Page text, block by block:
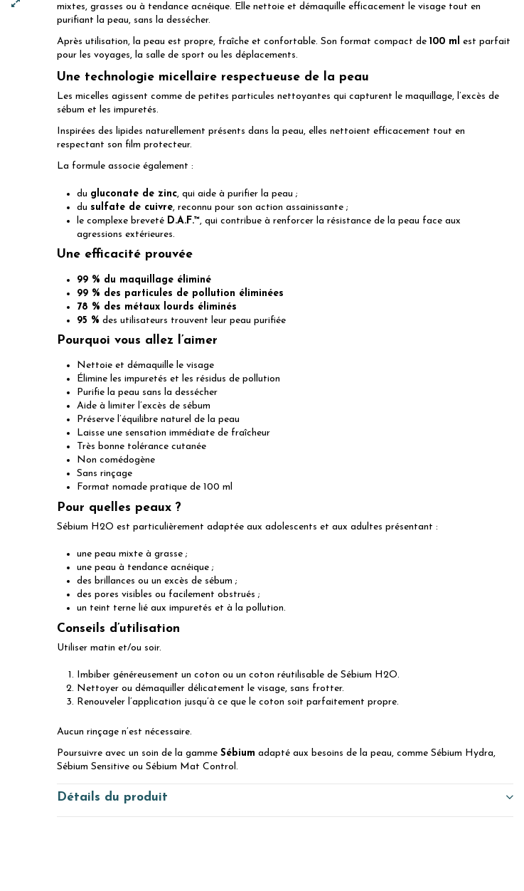
mixtes, grasses ou à tendance acnéique. Elle nettoie et démaquille efficacement le visage tout en
purifiant la peau, sans la dessécher.
Après utilisation, la peau est propre, fraîche et confortable. Son format compact de 100 ml est parfait
pour les voyages, la salle de sport ou les déplacements.
Une technologie micellaire respectueuse de la peau
Les micelles agissent comme de petites particules nettoyantes qui capturent le maquillage, l’excès de
sébum et les impuretés.
Inspirées des lipides naturellement présents dans la peau, elles nettoient efficacement tout en
respectant son film protecteur.
La formule associe également :
du gluconate de zinc, qui aide à purifier la peau ;
du sulfate de cuivre, reconnu pour son action assainissante ;
le complexe breveté D.A.F.™, qui contribue à renforcer la résistance de la peau face aux
agressions extérieures.
Une efficacité prouvée
99 % du maquillage éliminé
99 % des particules de pollution éliminées
78 % des métaux lourds éliminés
95 % des utilisateurs trouvent leur peau purifiée
Pourquoi vous allez l’aimer
Nettoie et démaquille le visage
Élimine les impuretés et les résidus de pollution
Purifie la peau sans la dessécher
Aide à limiter l’excès de sébum
Préserve l’équilibre naturel de la peau
Laisse une sensation immédiate de fraîcheur
Très bonne tolérance cutanée
Non comédogène
Sans rinçage
Format nomade pratique de 100 ml
Pour quelles peaux ?
Sébium H2O est particulièrement adaptée aux adolescents et aux adultes présentant :
une peau mixte à grasse ;
une peau à tendance acnéique ;
des brillances ou un excès de sébum ;
des pores visibles ou facilement obstrués ;
un teint terne lié aux impuretés et à la pollution.
Conseils d’utilisation
Utiliser matin et/ou soir.
Imbiber généreusement un coton ou un coton réutilisable de Sébium H2O.
Nettoyer ou démaquiller délicatement le visage, sans frotter.
Renouveler l’application jusqu’à ce que le coton soit parfaitement propre.
Aucun rinçage n’est nécessaire.
Poursuivre avec un soin de la gamme Sébium adapté aux besoins de la peau, comme Sébium Hydra,
Sébium Sensitive ou Sébium Mat Control.
Détails du produit